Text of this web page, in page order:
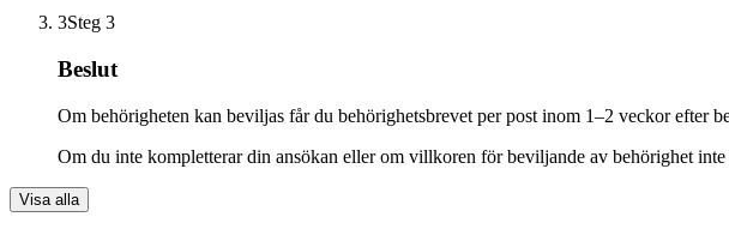
3Steg 3
Beslut
Om behörigheten kan beviljas får du behörighetsbrevet per post inom 1–2 veckor efter
Om du inte kompletterar din ansökan eller om villkoren för beviljande av behörighet
Visa alla